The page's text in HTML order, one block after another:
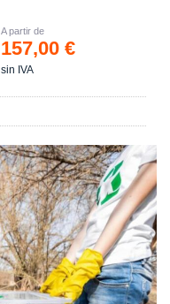
A partir de
157,00 €
sin IVA